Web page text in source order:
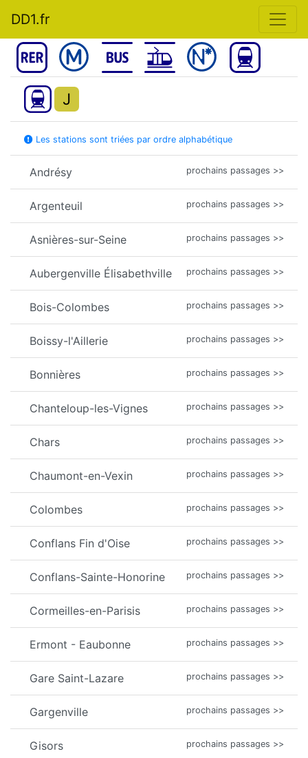
DD1.fr
J
Les stations sont triées par ordre alphabétique
Andrésy prochains passages >>
Argenteuil prochains passages >>
Asnières-sur-Seine prochains passages >>
Aubergenville Élisabethville prochains passages >>
Bois-Colombes prochains passages >>
Boissy-l'Aillerie prochains passages >>
Bonnières prochains passages >>
Chanteloup-les-Vignes prochains passages >>
Chars prochains passages >>
Chaumont-en-Vexin prochains passages >>
Colombes prochains passages >>
Conflans Fin d'Oise prochains passages >>
Conflans-Sainte-Honorine prochains passages >>
Cormeilles-en-Parisis prochains passages >>
Ermont - Eaubonne prochains passages >>
Gare Saint-Lazare prochains passages >>
Gargenville prochains passages >>
Gisors prochains passages >>